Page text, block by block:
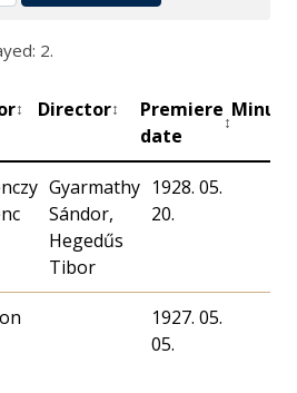
2.
↕ Director↕
Premiere
date
↕
Gyarmathy
Sándor,
Hegedűs
Tibor
1928. 05.
20.
1927. 05.
05.